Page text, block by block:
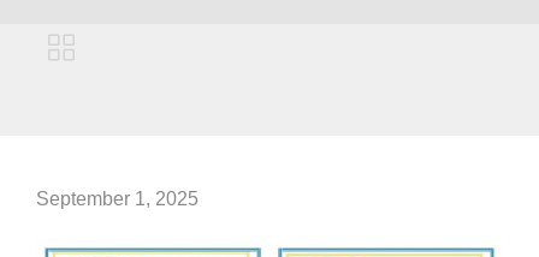

September 1, 2025